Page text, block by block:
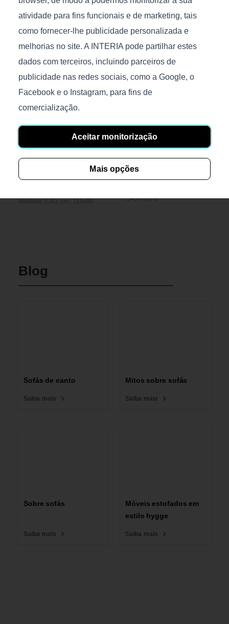
Sprouts
Disponível
Medidas (L/A), cm.: 120x120
Rain
1 167
€729
140x70x76
Blog
Sofás de canto
Saiba mais
Mitos sobre sofás
Saiba mais
Sobre sofás
Saiba mais
Móveis estofados em
estilo hygge
Saiba mais
atividade para fins funcionais e de marketing, tais
como fornecer-lhe publicidade personalizada e
melhorias no site. A INTERIA pode partilhar estes
dados com terceiros, incluindo parceiros de
publicidade nas redes sociais, como a Google, o
Facebook e o Instagram, para fins de
comercialização.
Aceitar monitorização
Mais opções